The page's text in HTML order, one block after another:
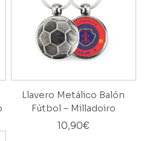
Llavero Metálico Balón
Fútbol – Milladoiro
10,90€